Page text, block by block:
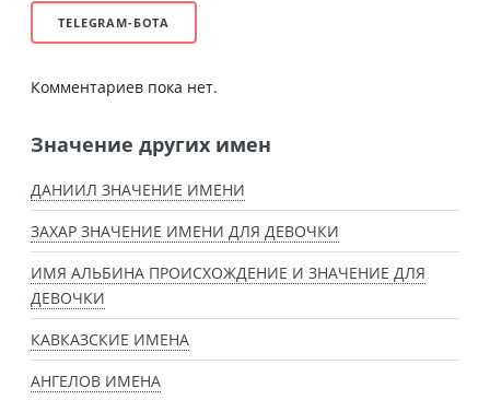
TELEGRAM-БОТА
Комментариев пока нет.
Значение других имен
ДАНИИЛ ЗНАЧЕНИЕ ИМЕНИ
ЗАХАР ЗНАЧЕНИЕ ИМЕНИ ДЛЯ ДЕВОЧКИ
ИМЯ АЛЬБИНА ПРОИСХОЖДЕНИЕ И ЗНАЧЕНИЕ ДЛЯ
ДЕВОЧКИ
КАВКАЗСКИЕ ИМЕНА
АНГЕЛОВ ИМЕНА